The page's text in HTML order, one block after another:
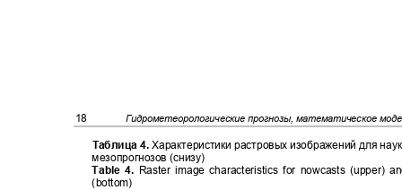
18 Гидрометеорологические прогнозы, математическое
Таблица 4.Характеристики растровых изображений для
мезопрогнозов (снизу)
Table 4. Raster image characteristics for nowcasts (upper)
(bottom)